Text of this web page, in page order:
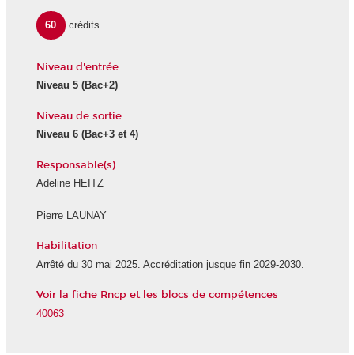
60 crédits
Niveau d'entrée
Niveau 5(Bac+2)
Niveau de sortie
Niveau 6(Bac+3 et 4)
Responsable(s)
Adeline HEITZ
Pierre LAUNAY
Habilitation
Arrêté du 30 mai 2025. Accréditation jusque fin 2029-2030.
Voir la fiche Rncp et les blocs de compétences
40063